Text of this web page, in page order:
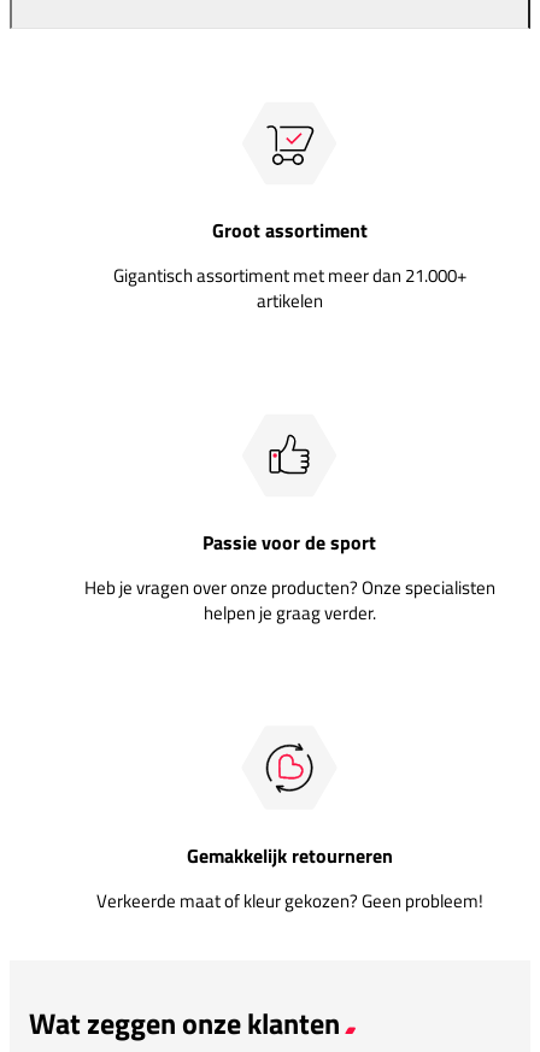
Groot assortiment
Gigantisch assortiment met meer dan 21.000+
artikelen
Passie voor de sport
Heb je vragen over onze producten? Onze specialisten
helpen je graag verder.
Gemakkelijk retourneren
Verkeerde maat of kleur gekozen? Geen probleem!
Wat zeggen onze klanten